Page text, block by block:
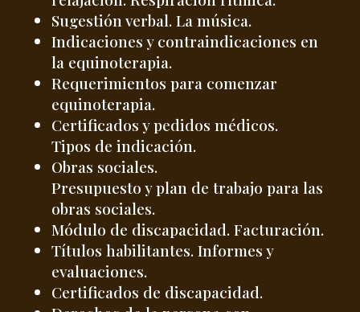
Sugestión verbal. La música.
Indicaciones y contraindicaciones en
la equinoterapia.
Requerimientos para comenzar
equinoterapia.
Certificados y pedidos médicos.
Tipos de indicación.
Obras sociales.
Presupuesto y plan de trabajo para las
obras sociales.
Módulo de discapacidad. Facturación.
Títulos habilitantes. Informes y
evaluaciones.
Certificados de discapacidad.